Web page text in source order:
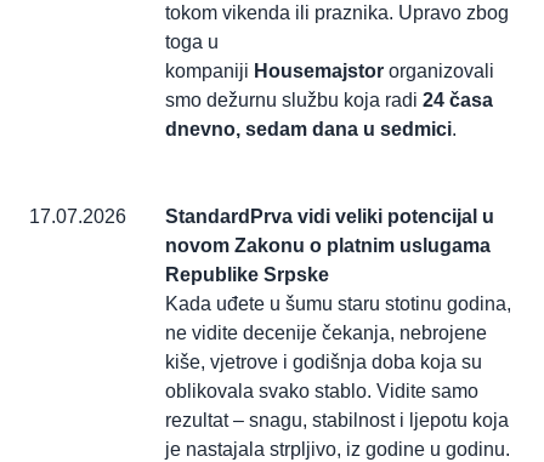
tokom vikenda ili praznika. Upravo zbog
toga u
kompaniji Housemajstor organizovali
smo dežurnu službu koja radi 24 časa
dnevno, sedam dana u sedmici.
17.07.2026
StandardPrva vidi veliki potencijal u
novom Zakonu o platnim uslugama
Republike Srpske
Kada uđete u šumu staru stotinu godina,
ne vidite decenije čekanja, nebrojene
kiše, vjetrove i godišnja doba koja su
oblikovala svako stablo. Vidite samo
rezultat – snagu, stabilnost i ljepotu koja
je nastajala strpljivo, iz godine u godinu.